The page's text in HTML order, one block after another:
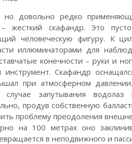
но довольно редко
жесткий скафандр. Это
человеческую фигуру. К
иллюминаторами для
конечности – руки и
инструмент. Скафандр
при атмосферном
запутывания
продув собственную
проблему преодоления
на 100 метрах оно
в неподвижного и